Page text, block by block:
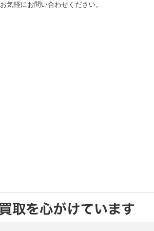
気軽にお問い合わせください。